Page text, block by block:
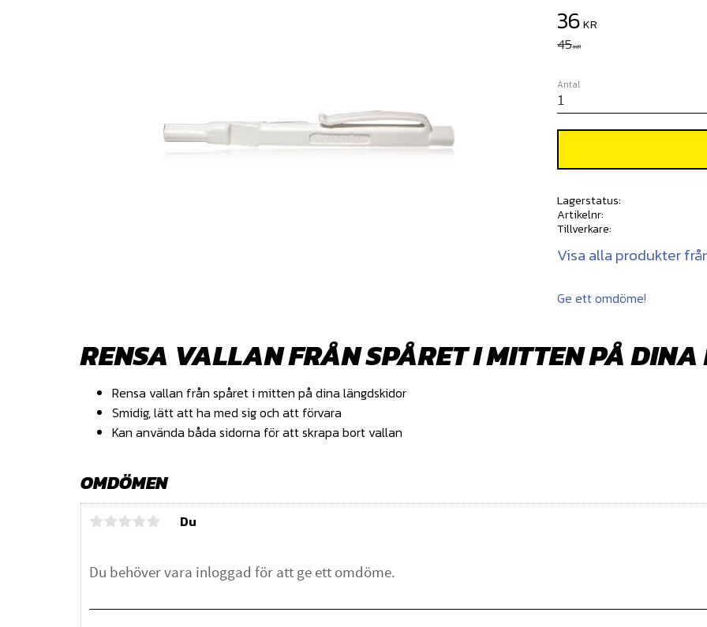
Nedsatt pris:
36KR
Ordinarie pris:
45KR
Antal
Lagerstatus
Artikelnr
Tillverkare
Visa alla produkter
Ge ett omdöme!
RENSA VALLAN FRÅN SPÅRET I MITTEN PÅ
Rensa vallan från spåret i mitten på dina längdskidor
Smidig, lätt att ha med sig och att förvara
Kan använda båda sidorna för att skrapa bort vallan
OMDÖMEN
Du